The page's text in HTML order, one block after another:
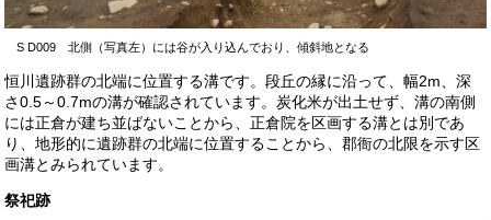
S D009 北側（写真左）には谷が入り込んでおり、傾斜地となる
恒川遺跡群の北端に位置する溝です。段丘の縁に沿って、幅2m、深
さ0.5～0.7mの溝が確認されています。炭化米が出土せず、溝の南側
には正倉が建ち並ばないことから、正倉院を区画する溝とは別であ
り、地形的に遺跡群の北端に位置することから、郡衙の北限を示す区
画溝とみられています。
祭祀跡